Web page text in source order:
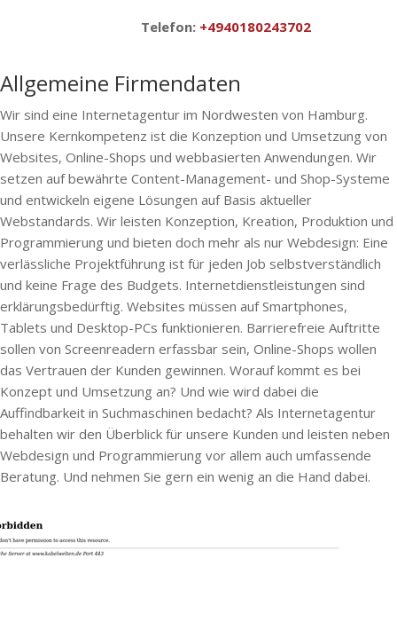
Telefon: +4940180243702
Allgemeine Firmendaten
Wir sind eine Internetagentur im Nordwesten von Hamburg.
Unsere Kernkompetenz ist die Konzeption und Umsetzung von
Websites, Online-Shops und webbasierten Anwendungen. Wir
setzen auf bewährte Content-Management- und Shop-Systeme
und entwickeln eigene Lösungen auf Basis aktueller
Webstandards. Wir leisten Konzeption, Kreation, Produktion und
Programmierung und bieten doch mehr als nur Webdesign: Eine
verlässliche Projektführung ist für jeden Job selbstverständlich
und keine Frage des Budgets. Internetdienstleistungen sind
erklärungsbedürftig. Websites müssen auf Smartphones,
Tablets und Desktop-PCs funktionieren. Barrierefreie Auftritte
sollen von Screenreadern erfassbar sein, Online-Shops wollen
das Vertrauen der Kunden gewinnen. Worauf kommt es bei
Konzept und Umsetzung an? Und wie wird dabei die
Auffindbarkeit in Suchmaschinen bedacht? Als Internetagentur
behalten wir den Überblick für unsere Kunden und leisten neben
Webdesign und Programmierung vor allem auch umfassende
Beratung. Und nehmen Sie gern ein wenig an die Hand dabei.